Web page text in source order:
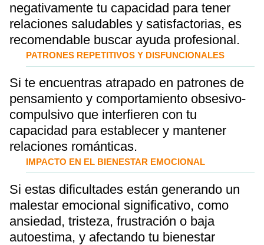
negativamente tu capacidad para tener
relaciones saludables y satisfactorias, es
recomendable buscar ayuda profesional.
PATRONES REPETITIVOS Y DISFUNCIONALES
Si te encuentras atrapado en patrones de
pensamiento y comportamiento obsesivo-
compulsivo que interfieren con tu
capacidad para establecer y mantener
relaciones románticas.
IMPACTO EN EL BIENESTAR EMOCIONAL
Si estas dificultades están generando un
malestar emocional significativo, como
ansiedad, tristeza, frustración o baja
autoestima, y afectando tu bienestar